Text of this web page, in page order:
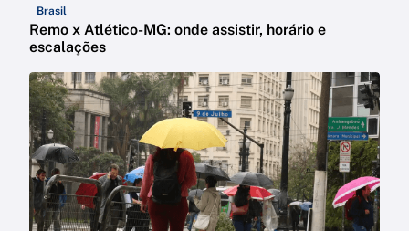
Brasil
Remo x Atlético-MG: onde assistir, horário e
escalações